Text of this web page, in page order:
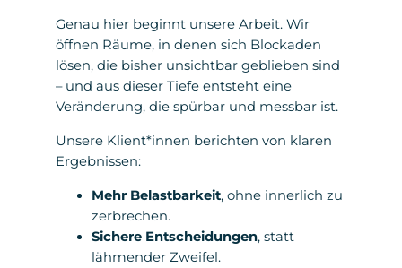
Genau hier beginnt unsere Arbeit. Wir
öffnen Räume, in denen sich Blockaden
lösen, die bisher unsichtbar geblieben sind
– und aus dieser Tiefe entsteht eine
Veränderung, die spürbar und messbar ist.
Unsere Klient*innen berichten von klaren
Ergebnissen:
Mehr Belastbarkeit, ohne innerlich zu
zerbrechen.
Sichere Entscheidungen, statt
lähmender Zweifel.